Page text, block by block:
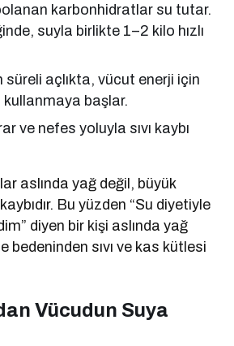
karbonhidratlar su tutar.
suyla birlikte 1–2 kilo hızlı
süreli açlıkta, vücut enerji için
başlar.
ve nefes yoluyla sıvı kaybı
aslında yağ değil, büyük
Bu yüzden “Su diyetiyle
diyen bir kişi aslında yağ
bedeninden sıvı ve kas kütlesi
Vücudun Suya